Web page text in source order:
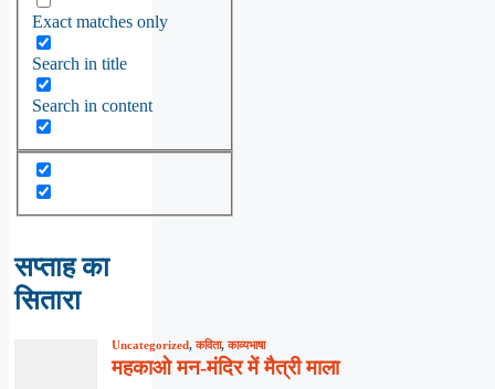
Exact matches only
Search in title
Search in content
सप्ताह का
सितारा
Uncategorized,कविता,काव्यभाषा
महकाओ मन-मंदिर में मैत्री माला